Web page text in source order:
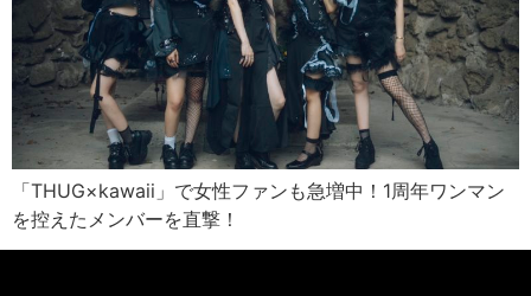
「THUG×kawaii」で女性ファンも急増中！1周年ワンマン
を控えたメンバーを直撃！